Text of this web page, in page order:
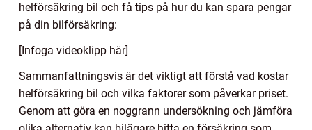
helförsäkring bil och få tips på hur du kan spara pengar
på din bilförsäkring:
[Infoga videoklipp här]
Sammanfattningsvis är det viktigt att förstå vad kostar
helförsäkring bil och vilka faktorer som påverkar priset.
Genom att göra en noggrann undersökning och jämföra